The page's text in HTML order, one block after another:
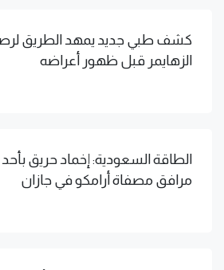
كشف طبي جديد يمهد الطريق
الزهايمر قبل ظهور أعراضه
الطاقة السعودية: إخماد حريق بأحد
مرافق مصفاة أرامكو في جازان